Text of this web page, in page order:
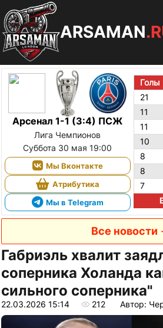
ARSAMAN
Арсенал 1-1 (3:4) ПСЖ
Лига Чемпионов
Суббота 30 мая 19:00
Мы Вконтакте
Атрибутика
Мы в Telegram
Голы
21
11
11
10
8
8
7
Все новости
Габриэль хвалит
соперника Холанда
сильного соперника"
22.03.2026 15:14 212 Автор: